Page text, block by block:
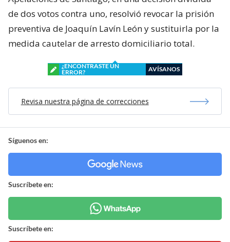
de dos votos contra uno, resolvió revocar la prisión
preventiva de Joaquín Lavín León y sustituirla por la
medida cautelar de arresto domiciliario total.
¿ENCONTRASTE UN
ERROR?
AVÍSANOS
Revisa nuestra página de correcciones
Síguenos en:
Suscríbete en:
Suscríbete en: